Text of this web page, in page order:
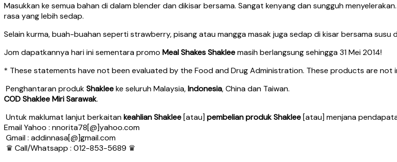
Masukkan ke semua bahan di dalam blender dan dikisar bersama. Sangat kenyang dan sungguh
rasa yang lebih sedap.
Selain kurma, buah-buahan seperti strawberry, pisang atau mangga masak juga sedap di kisar bersama susu
Jom dapatkannya hari ini sementara promo Meal Shakes Shakleemasih berlangsung sehingga 31 Mei 2014!
* These statements have not been evaluated by the Food and Drug Administration. These products are
Penghantaran produkShakleeke seluruh Malaysia,Indonesia, China dan Taiwan.
COD Shaklee Miri Sarawak.
Untuk maklumat lanjut berkaitankeahlian Shaklee [atau] pembelian produk Shaklee [atau] menjana
Email Yahoo : nnorita78[@]yahoo.com
Gmail : addinnasa[@]gmail.com
♛ Call/Whatsapp : 012-853-5689 ♛